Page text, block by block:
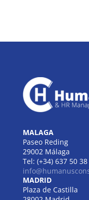
MALAGA
Paseo Reding
29002 Málaga
Tel: (+34) 637 50
MADRID
Plaza de Castilla